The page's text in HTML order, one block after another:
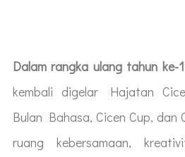
Dalam rangka ulang tahun ke-
kembali digelar Hajatan
Bulan Bahasa, Cicen Cup, dan
ruang kebersamaan,